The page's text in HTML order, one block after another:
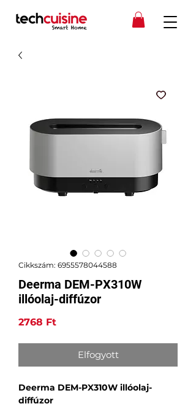
Cikkszám: 6955578044588
Deerma DEM-PX310W
illóolaj-diffúzor
2768 FtÁr
Elfogyott
Deerma DEM-PX310W illóolaj-
diffúzor